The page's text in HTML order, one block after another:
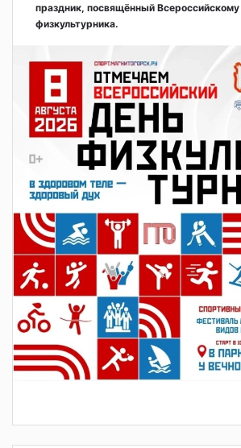
праздник, посвящённый
физкультурника.